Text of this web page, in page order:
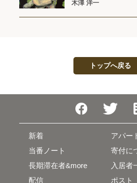
木澤 洋一
トップへ戻る
新着
当番ノート
長期滞在者&more
配信
アパー
寄付に
入居者
ポスト